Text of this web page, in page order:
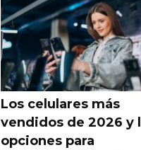
Los celulares más
vendidos de 2026 y
opciones para